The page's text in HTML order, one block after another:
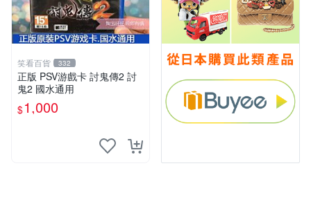
笑看百貨 332
正版 PSV游戲卡 討鬼傳2 討
鬼2 國水通用
$1,000